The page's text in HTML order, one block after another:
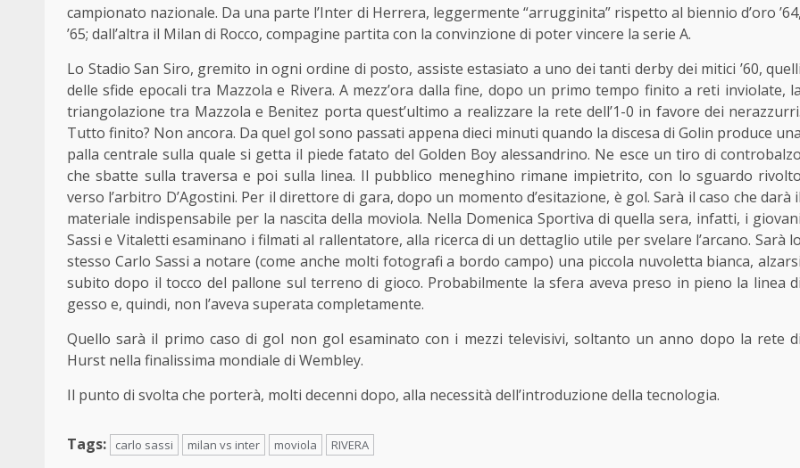
campionato nazionale. Da una parte l’Inter di Herrera, leggermente “arrugginita” rispetto al biennio d’oro ’64,
’65; dall’altra il Milan di Rocco, compagine partita con la convinzione di poter vincere la serie A.
Lo Stadio San Siro, gremito in ogni ordine di posto, assiste estasiato a uno dei tanti derby dei mitici ’60, quelli
delle sfide epocali tra Mazzola e Rivera. A mezz’ora dalla fine, dopo un primo tempo finito a reti inviolate, la
triangolazione tra Mazzola e Benitez porta quest’ultimo a realizzare la rete dell’1-0 in favore dei nerazzurri.
Tutto finito? Non ancora. Da quel gol sono passati appena dieci minuti quando la discesa di Golin produce una
palla centrale sulla quale si getta il piede fatato del Golden Boy alessandrino. Ne esce un tiro di controbalzo
che sbatte sulla traversa e poi sulla linea. Il pubblico meneghino rimane impietrito, con lo sguardo rivolto
verso l’arbitro D’Agostini. Per il direttore di gara, dopo un momento d’esitazione, è gol. Sarà il caso che darà il
materiale indispensabile per la nascita della moviola. Nella Domenica Sportiva di quella sera, infatti, i giovani
Sassi e Vitaletti esaminano i filmati al rallentatore, alla ricerca di un dettaglio utile per svelare l’arcano. Sarà lo
stesso Carlo Sassi a notare (come anche molti fotografi a bordo campo) una piccola nuvoletta bianca, alzarsi
subito dopo il tocco del pallone sul terreno di gioco. Probabilmente la sfera aveva preso in pieno la linea di
gesso e, quindi, non l’aveva superata completamente.
Quello sarà il primo caso di gol non gol esaminato con i mezzi televisivi, soltanto un anno dopo la rete di
Hurst nella finalissima mondiale di Wembley.
Il punto di svolta che porterà, molti decenni dopo, alla necessità dell’introduzione della tecnologia.
Tags: carlo sassi milan vs inter moviola RIVERA